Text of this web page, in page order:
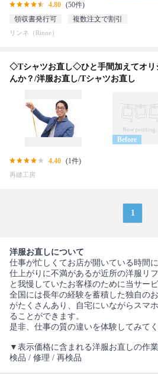
4.80 (50件)
領収書発行可
複数注文で割引
リンネ（Rinne）
◇Tシャツお直し◇ひと手間加えてオリ
んか？/洋服お直し/Tシャツお直し
Before
4.40 (1件)
再縫工房
1
洋服お直しについて
仕事が忙しくてお店が開いている時間
仕上がりに不満があるが近所の洋服リ
と我慢していたお客様のために当サー
全国には長年の経験を蓄積した独自の
がたくさんあり、自宅にいながらスマ
ることができます。
是非、仕事の質の違いを体験してみてく
▼表示価格に含まれる洋服お直しの作
検品 / 修理 / 再検品